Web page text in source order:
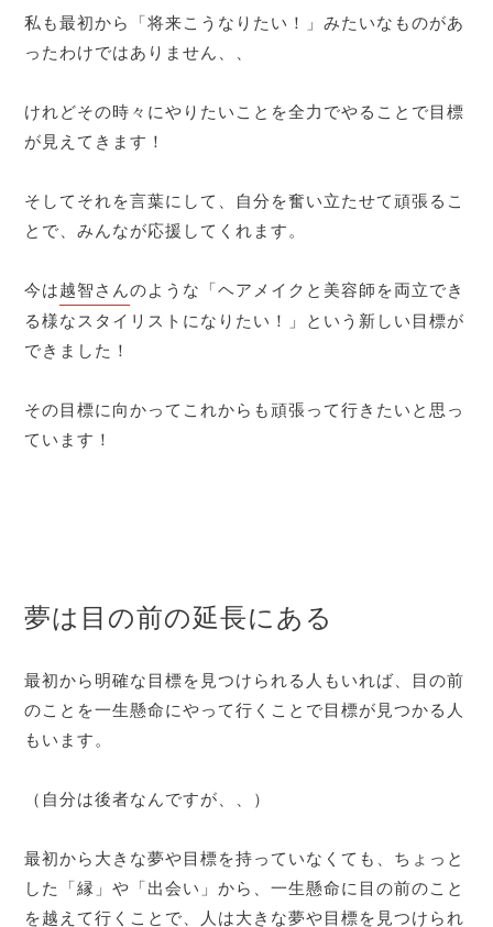
私も最初から「将来こうなりたい！」みたいなものがあ
ったわけではありません、、
けれどその時々にやりたいことを全力でやることで目標
が見えてきます！
そしてそれを言葉にして、自分を奮い立たせて頑張るこ
とで、みんなが応援してくれます。
今は越智さんのような「ヘアメイクと美容師を両立でき
る様なスタイリストになりたい！」という新しい目標が
できました！
その目標に向かってこれからも頑張って行きたいと思っ
ています！
夢は目の前の延長にある
最初から明確な目標を見つけられる人もいれば、目の前
のことを一生懸命にやって行くことで目標が見つかる人
もいます。
（自分は後者なんですが、、）
最初から大きな夢や目標を持っていなくても、ちょっと
した「縁」や「出会い」から、一生懸命に目の前のこと
を越えて行くことで、人は大きな夢や目標を見つけられ